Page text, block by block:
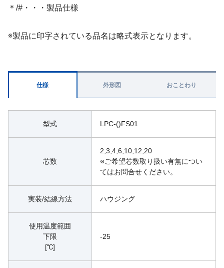
＊/#・・・製品仕様
※製品に印字されている品名は略式表示となります。
仕様
型式 LPC-()FS01
芯数
2,3,4,6,10,12,20
※ご希望芯数取り扱い有無につい
てはお問合せください。
実装/結線方法 ハウジング
使用温度範囲
下限
[℃]
-25
外形図 おことわり